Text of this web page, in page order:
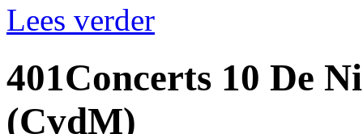
Lees verder
401Concerts 10 De
(CvdM)